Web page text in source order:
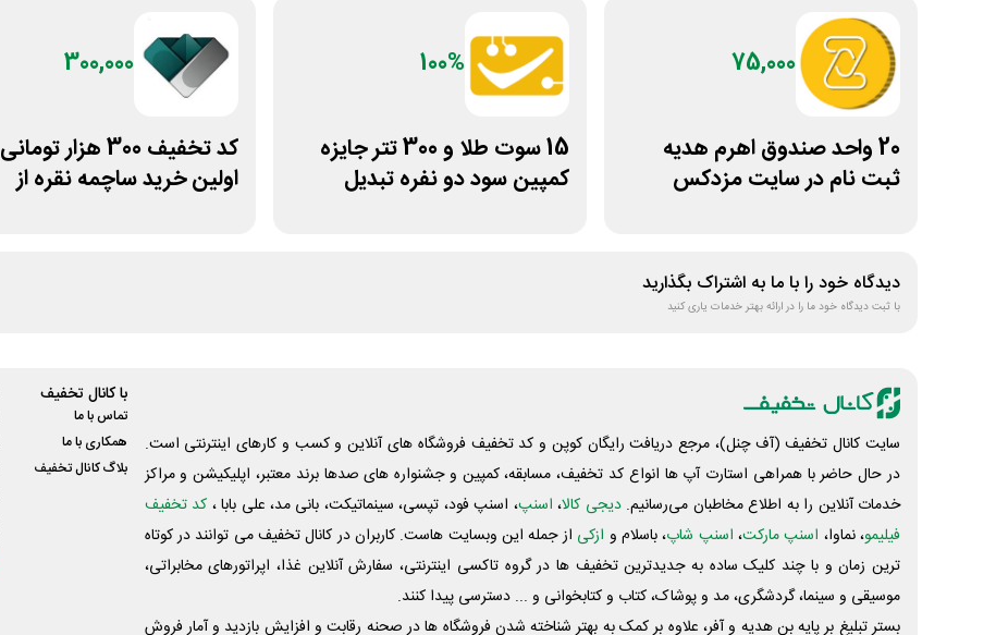
75,000
20 واحد صندوق اهرم هدیه
ثبت نام در سایت مزدکس
100%
15 سوت طلا و 300 تتر جایزه
کمپین سود دو نفره تبدیل
300,000
کد تخفیف 300 هزار تومانی
اولین خرید ساچمه نقره از
دیدگاه خود را با ما به اشتراک بگذارید
با ثبت دیدگاه خود ما را در ارائه بهتر خدمات یاری کنید
سایت کانال تخفیف (آف چنل)، مرجع دریافت رایگان کوپن و کد تخفیف فروشگاه های آنلاین و کسب و‌ کارهای اینترنتی است.
در حال حاضر با همراهی استارت آپ ها انواع کد تخفیف، مسابقه، کمپین و جشنواره های صدها برند معتبر، اپلیکیشن و مراکز
خدمات آنلاین را به اطلاع مخاطبان می‌رسانیم. دیجی کالا، اسنپ، اسنپ فود، تپسی، سینماتیکت، بانی مد، علی‌ بابا ، کد تخفیف
فیلیمو، نماوا، اسنپ مارکت، اسنپ شاپ، باسلام و ازکی از جمله این وبسایت ‌هاست. کاربران در کانال تخفیف می توانند در کوتاه
ترین زمان و با چند کلیک ساده به جدیدترین تخفیف ها در گروه تاکسی اینترنتی، سفارش آنلاین غذا، اپراتورهای مخابراتی،
موسیقی و سینما، گردشگری، مد و پوشاک، کتاب و کتابخوانی و ... دسترسی پیدا کنند.
بستر تبلیغ بر پایه بن هدیه و آفر، علاوه بر کمک به بهتر شناخته شدن فروشگاه ها در صحنه رقابت و افزایش بازدید و آمار فروش
با کانال تخفیف
تماس با ما
همکاری با ما
بلاگ کانال تخفیف